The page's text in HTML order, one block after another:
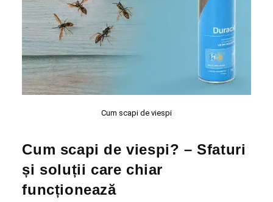
Cum scapi de viespi
Cum scapi de viespi? – Sfaturi
și soluții care chiar
funcționează